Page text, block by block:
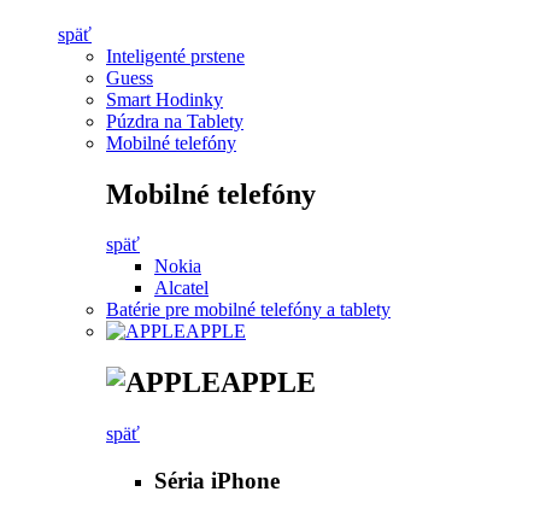
späť
Inteligenté prstene
Guess
Smart Hodinky
Púzdra na Tablety
Mobilné telefóny
Mobilné telefóny
späť
Nokia
Alcatel
Batérie pre mobilné telefóny a tablety
APPLE
APPLE
späť
Séria iPhone